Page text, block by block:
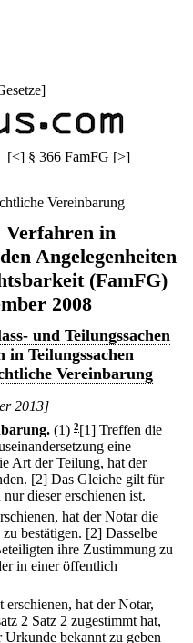
]
[<] § 366 FamFG [>]
Vereinbarung
Verfahren in
Angelegenheiten
(FamFG)
2008
und Teilungssachen
Teilungssachen
Vereinbarung
2013]
(1) 2[1] Treffen die
eine
Art der Teilung, hat der
[2] Das Gleiche gilt für
dieser erschienen ist.
hat der Notar die
bestätigen. [2] Dasselbe
ihre Zustimmung zu
in einer öffentlich
hat der Notar,
2 Satz 2 zugestimmt hat,
bekannt zu geben